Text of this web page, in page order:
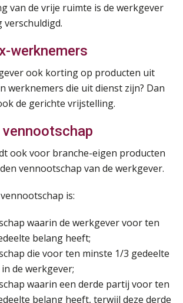
van de vrije ruimte is de werkgever
verschuldigd.
werknemers
ook korting op producten uit
werknemers die uit dienst zijn? Dan
de gerichte vrijstelling.
ook voor branche-eigen producten
vennootschap van de werkgever.
is:
waarin de werkgever voor ten
belang heeft;
die voor ten minste 1/3 gedeelte
de werkgever;
waarin een derde partij voor ten
belang heeft, terwijl deze derde
Module Arbeidsrecht en Sociale Zekerheid VPS
Verbeek Praehep
Verbeek Praehep
Loonheffingen VPS
Verbeek Praehep
Summercourse: Kiezen en loslaten & een mindset die kansen ziet en vertrouwen geeft